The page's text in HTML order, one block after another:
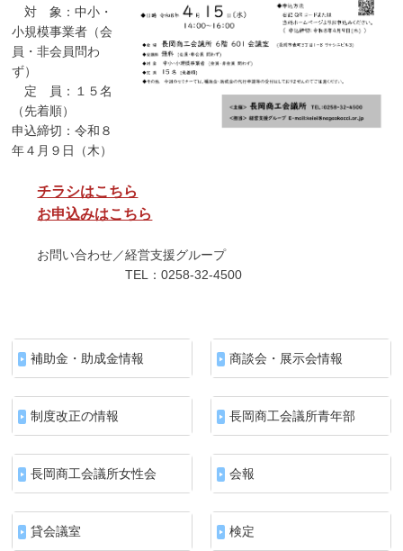
対 象：中小・
小規模事業者（会
員・非会員問わ
ず）
定 員：１５名
（先着順）
申込締切：令和８
年４月９日（木）
チラシはこちら
お申込みはこちら
お問い合わせ／経営支援グループ
TEL：0258-32-4500
補助金・助成金情報 商談会・展示会情報
制度改正の情報 長岡商工会議所青年部
長岡商工会議所女性会 会報
貸会議室 検定